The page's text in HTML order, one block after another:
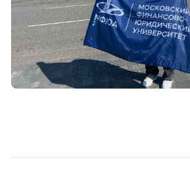
Об образовательной организации
Банковские реквизиты
Мы в соцсетях